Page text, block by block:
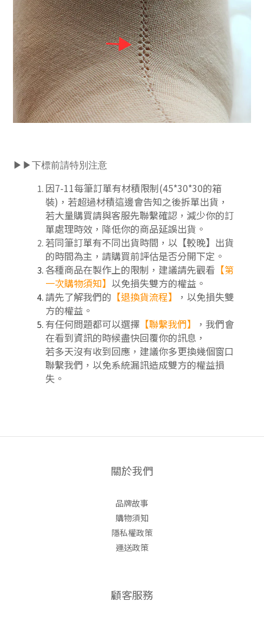
▶▶下標前請特別注意
因7-11每筆訂單有材積限制(45*30*30的箱
裝)，若超過材積這邊會告知之後拆單出貨，
若大量購買請與客服先聯繫確認，減少你的訂
單處理時效，降低你的商品延誤出貨。
若同筆訂單有不同出貨時間，以【較晚】出貨
的時間為主，請購買前評估是否分開下定 。
各種商品在製作上的限制，建議請先觀看 【第
一次購物須知】 以免損失雙方的權益。
請先了解我們的 【退換貨流程】
，以免損失雙
方的權益。
有任何問題都可以選擇 【聯繫我們】
，我們會
在看到資訊的時候盡快回覆你的訊息，
若多天沒有收到回應，建議你多更換幾個窗口
聯繫我們，以免系統漏訊造成雙方的權益損
失。
關於我們
品牌故事
購物須知
隱私權政策
運送政策
顧客服務